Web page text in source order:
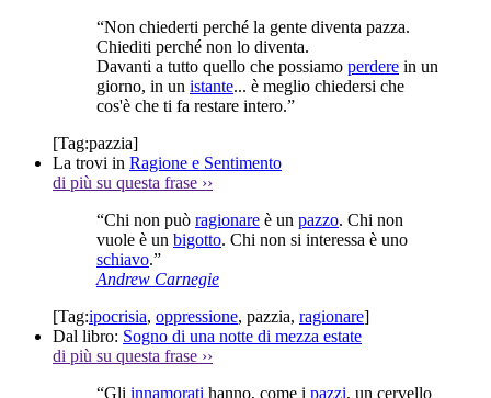
“Non chiederti perché la gente diventa pazza.
Chiediti perché non lo diventa.
Davanti a tutto quello che possiamo perdere in un
giorno, in un istante... è meglio chiedersi che
cos'è che ti fa restare intero.”
[Tag:pazzia]
La trovi in Ragione e Sentimento
di più su questa frase ››
“Chi non può ragionare è un pazzo. Chi non
vuole è un bigotto. Chi non si interessa è uno
schiavo.”
Andrew Carnegie
[Tag:ipocrisia, oppressione, pazzia, ragionare]
Dal libro: Sogno di una notte di mezza estate
di più su questa frase ››
“Gli innamorati hanno, come i pazzi, un cervello